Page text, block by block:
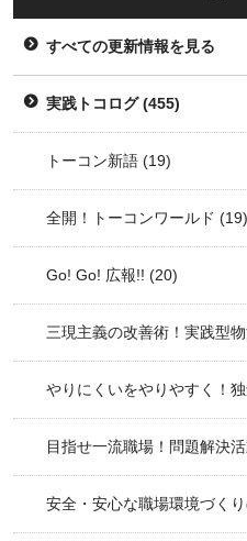
すべての更新情報を見る
実践トコログ(455)
トーコン新語 (19)
全開！トーコンワールド (19)
Go! Go! 広報!! (20)
三現主義の改善術！実践型
やりにくいをやりやすく！
目指せ一流職場！問題解決
安全・安心な職場環境づく